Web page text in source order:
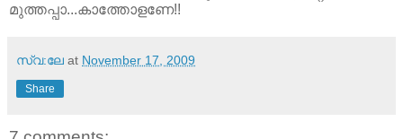
മുത്തപ്പാ...കാത്തോളണേ!!
സ്വ:ലേ at November 17, 2009
Share